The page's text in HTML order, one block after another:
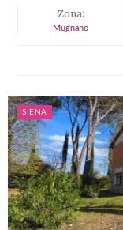
Zona:
Mugnano
SIENA